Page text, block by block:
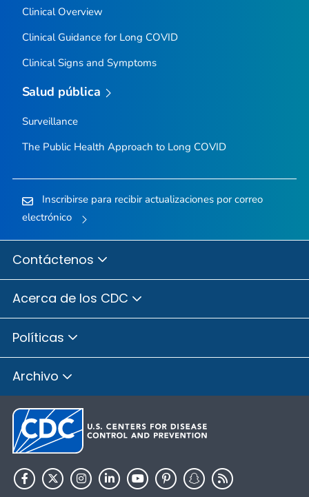
Clinical Overview
Clinical Guidance for Long COVID
Clinical Signs and Symptoms
Salud pública
Surveillance
The Public Health Approach to Long COVID
Inscribirse para recibir actualizaciones por correo
electrónico
Contáctenos
Acerca de los CDC
Políticas
Archivo